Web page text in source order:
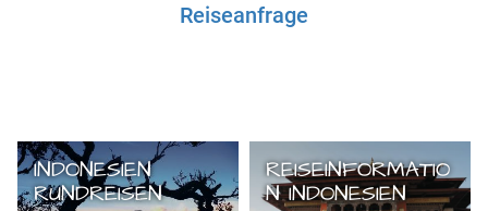
Reiseanfrage
INDONESIEN
RUNDREISEN
REISEINFORMATIO
N INDONESIEN